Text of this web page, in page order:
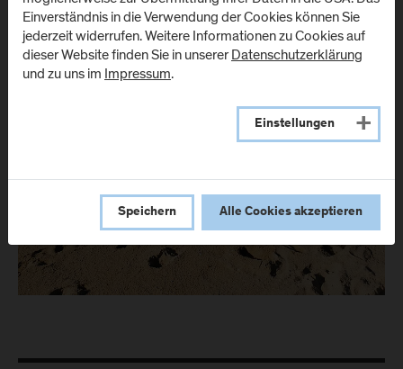
Einverständnis in die Verwendung der Cookies können Sie
jederzeit widerrufen. Weitere Informationen zu Cookies auf
dieser Website finden Sie in unsererDatenschutzerklärung
und zu uns im Impressum.
Einstellungen
Speichern Alle Cookies akzeptieren